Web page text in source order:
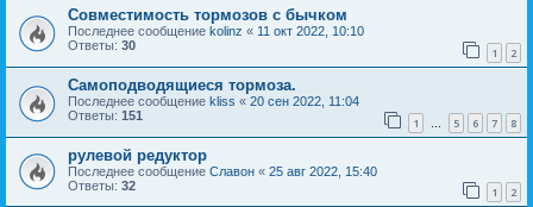
Совместимость тормозов с бычком
Последнее сообщение kolinz « 11 окт 2022, 10:10
Ответы: 30 1 2
Самоподводящиеся тормоза.
Последнее сообщение kliss « 20 сен 2022, 11:04
Ответы: 151 1 … 5 6 7 8
рулевой редуктор
Последнее сообщение Славон « 25 авг 2022, 15:40
Ответы: 32 1 2